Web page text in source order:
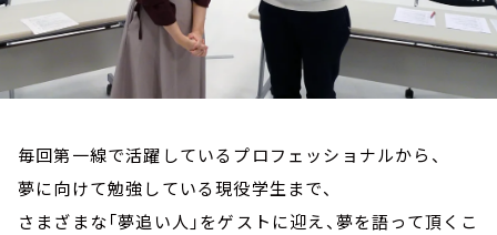
毎回第一線で活躍しているプロフェッショナルから、
夢に向けて勉強している現役学生まで、
さまざまな「夢追い人」をゲストに迎え、夢を語って頂くこ